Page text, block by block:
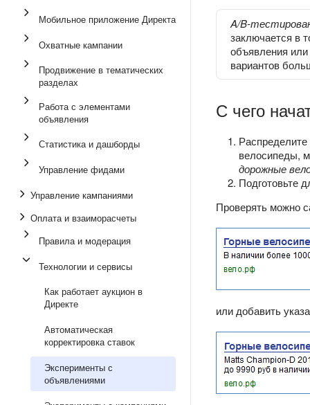
Мобильное приложение Директа
Охватные кампании
Продвижение в тематических
разделах
Работа с элементами
объявления
Статистика и дашборды
Управление фидами
Управление кампаниями
Оплата и взаиморасчеты
Правила и модерация
Технологии и сервисы
Как работает аукцион в
Директе
Автоматическая
корректировка ставок
Эксперименты с
объявлениями
A/B-
заключается в
объявления или
вариантов
С чего
велосипеды,
дорожные
Подготовьте
Проверять можно
или добавить